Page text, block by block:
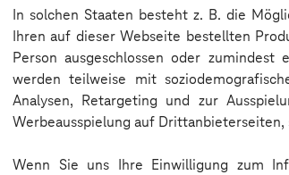
In solchen Staaten besteht z. B. die
Ihren auf dieser Webseite bestellten
Person ausgeschlossen oder
werden teilweise mit
Analysen, Retargeting und zur
Werbeausspielung auf
Wenn Sie uns Ihre Einwilligung zum